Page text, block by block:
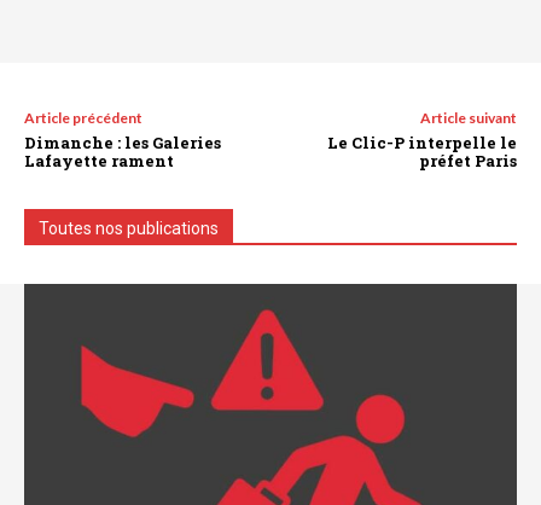
Article précédent
Dimanche : les Galeries
Lafayette rament
Article suivant
Le Clic-P interpelle le
préfet Paris
Toutes nos publications